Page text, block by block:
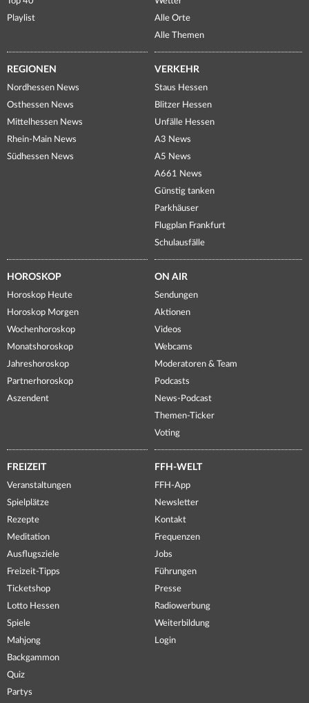
Playlist
Alle Orte
Alle Themen
REGIONEN
Nordhessen News
Osthessen News
Mittelhessen News
Rhein-Main News
Südhessen News
VERKEHR
Staus Hessen
Blitzer Hessen
Unfälle Hessen
A3 News
A5 News
A661 News
Günstig tanken
Parkhäuser
Flugplan Frankfurt
Schulausfälle
HOROSKOP
Horoskop Heute
Horoskop Morgen
Wochenhoroskop
Monatshoroskop
Jahreshoroskop
Partnerhoroskop
Aszendent
ON AIR
Sendungen
Aktionen
Videos
Webcams
Moderatoren & Team
Podcasts
News-Podcast
Themen-Ticker
Voting
FREIZEIT
Veranstaltungen
Spielplätze
Rezepte
Meditation
Ausflugsziele
Freizeit-Tipps
Ticketshop
Lotto Hessen
Spiele
Mahjong
Backgammon
Quiz
Partys
FFH-WELT
FFH-App
Newsletter
Kontakt
Frequenzen
Jobs
Führungen
Presse
Radiowerbung
Weiterbildung
Login